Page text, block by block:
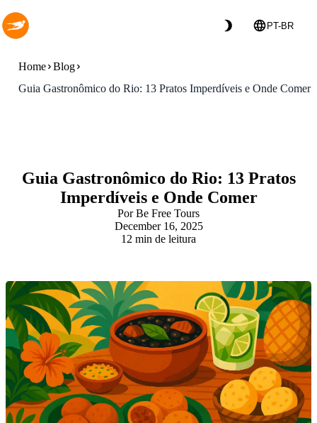
PT-BR
Home Blog
Guia Gastronômico do Rio: 13 Pratos Imperdíveis e Onde Comer
Guia Gastronômico do Rio: 13 Pratos
Imperdíveis e Onde Comer
Por Be Free Tours
December 16, 2025
12 min de leitura